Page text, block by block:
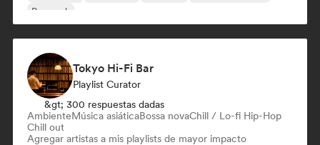
Pop rock
Tokyo Hi-Fi Bar
Playlist Curator
&gt; 300 respuestas dadas
AmbienteMúsica asiáticaBossa novaChill / Lo-fi Hip-Hop
Chill out
Agregar artistas a mis playlists de mayor impacto